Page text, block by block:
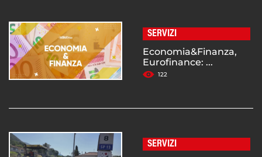
SERVIZI
Economia&Finanza,
Eurofinance: ...
122
SERVIZI